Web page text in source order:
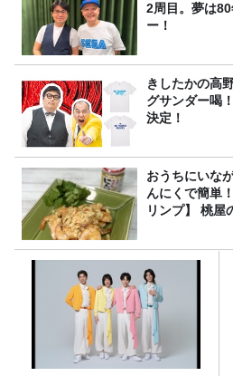
2周目。夢は
ー！
きしたかの高
グサンダー喝
決定！
おうちにいな
んにくで簡単
リンプ】 桃屋